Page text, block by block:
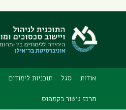
תפריט
אודות סגל תוכניות לימודים
מרכז גישור בקמפוס